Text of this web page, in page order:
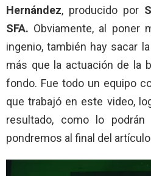
Hernández, producido por
SFA. Obviamente, al poner
ingenio, también hay sacar
más que la actuación de la
fondo. Fue todo un equipo
que trabajó en este video,
resultado, como lo
pondremos al final del